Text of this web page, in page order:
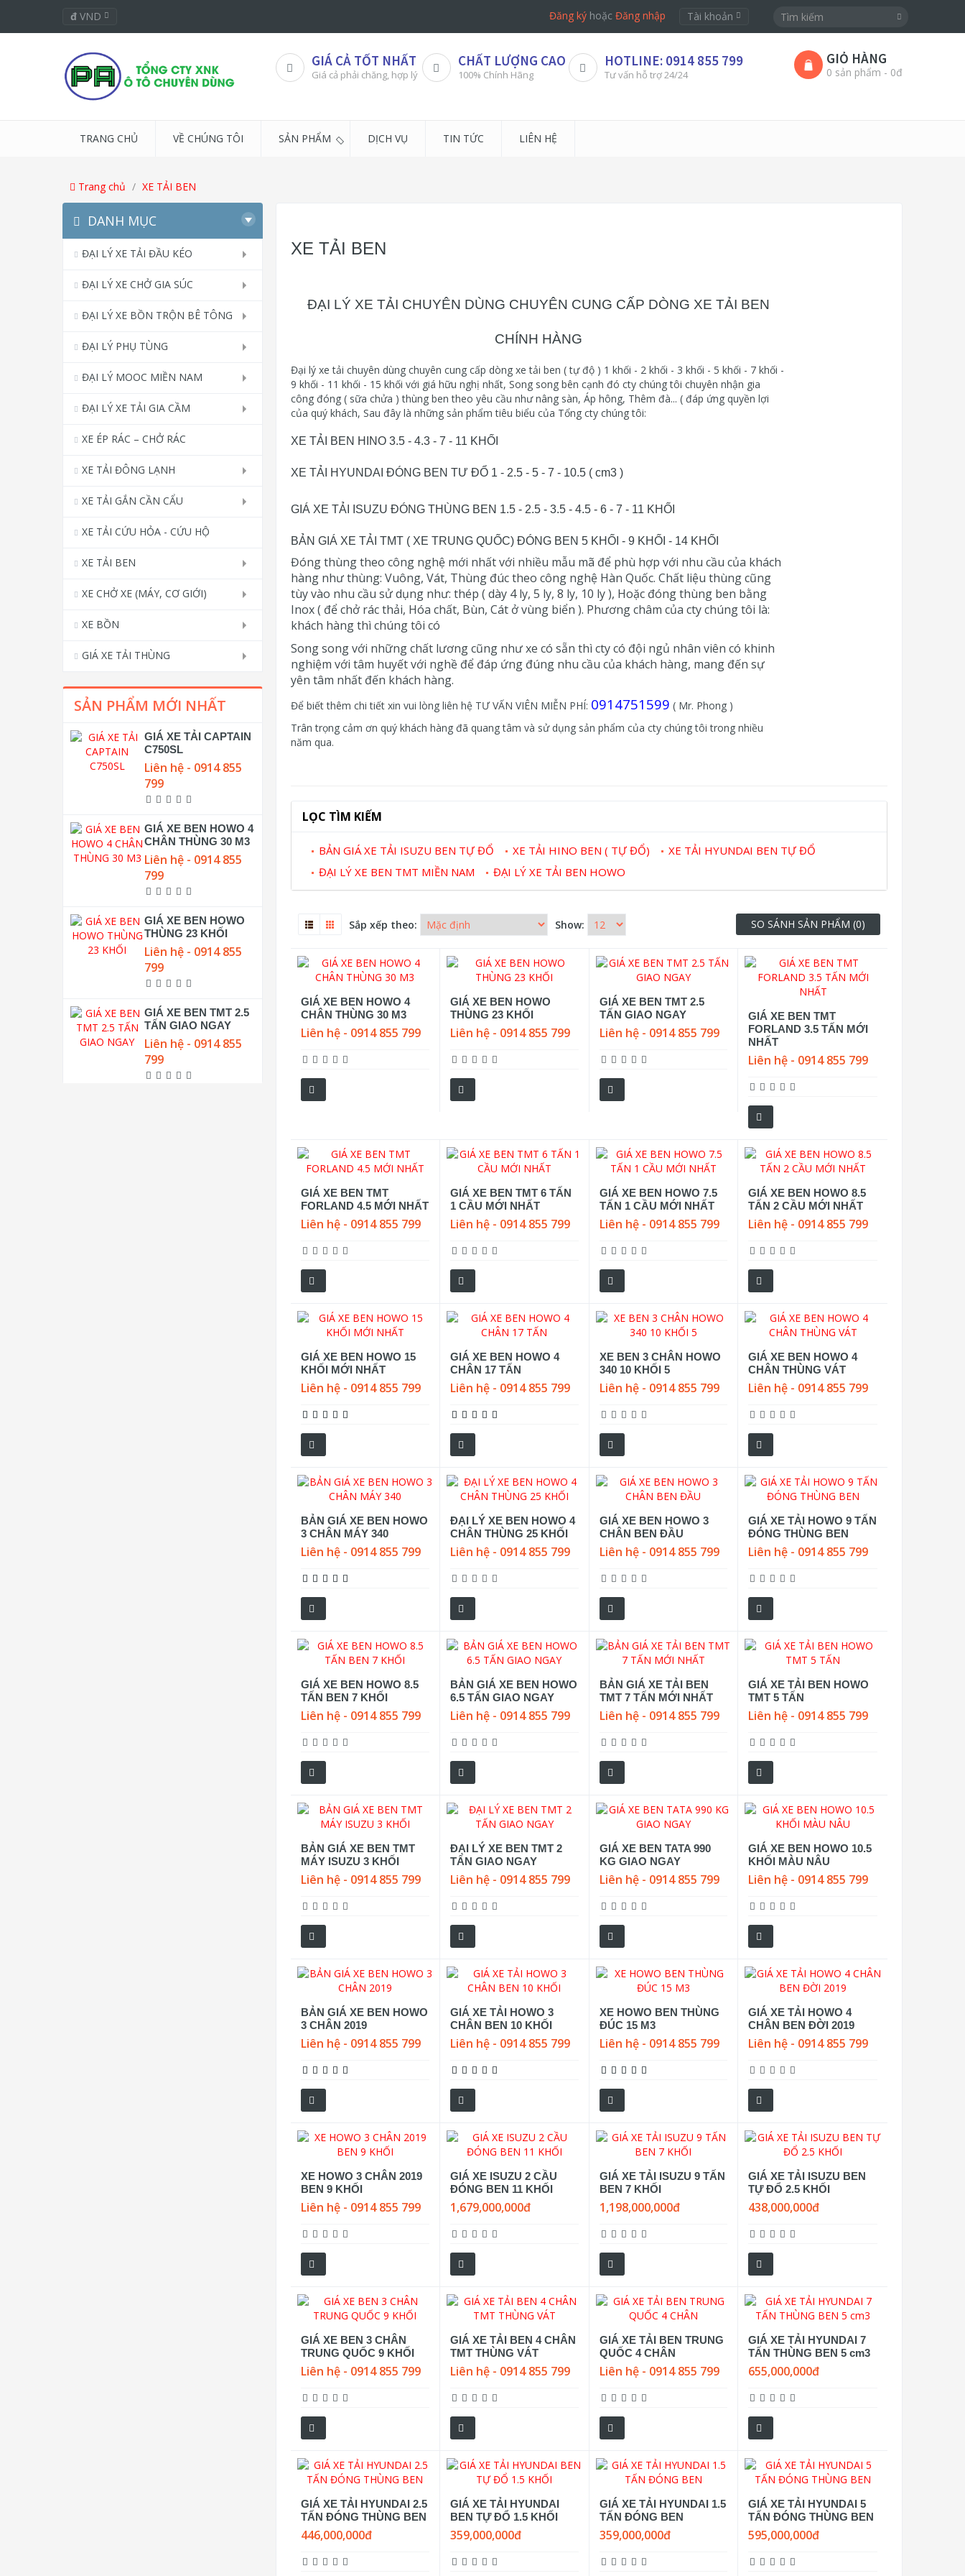
đ VND Đăng ký hoặcĐăng nhập Tài khoản
GIÁ CẢ TỐT NHẤT
Giá cả phải chăng, hợp lý
CHẤT LƯỢNG CAO
100% Chính Hãng
HOTLINE: 0914 855 799
Tư vấn hỗ trợ 24/24
GIỎ HÀNG
0 sản phẩm - 0đ
TRANG CHỦ VỀ CHÚNG TÔI SẢN PHẨM DỊCH VỤ TIN TỨC LIÊN HỆ
Trang chủ XE TẢI BEN
DANH MỤC
ĐẠI LÝ XE TẢI ĐẦU KÉO
ĐẠI LÝ XE CHỞ GIA SÚC
ĐẠI LÝ XE BỒN TRỘN BÊ TÔNG
ĐẠI LÝ PHỤ TÙNG
ĐẠI LÝ MOOC MIỀN NAM
ĐẠI LÝ XE TẢI GIA CẦM
XE ÉP RÁC – CHỞ RÁC
XE TẢI ĐÔNG LẠNH
XE TẢI GẮN CẦN CẨU
XE TẢI CỨU HỎA - CỨU HỘ
XE TẢI BEN
XE CHỞ XE (MÁY, CƠ GIỚI)
XE BỒN
GIÁ XE TẢI THÙNG
SẢN PHẨM MỚI NHẤT
GIÁ XE TẢI CAPTAIN
C750SL
Liên hệ - 0914 855
799
GIÁ XE BEN HOWO 4
CHÂN THÙNG 30 M3
Liên hệ - 0914 855
799
GIÁ XE BEN HOWO
THÙNG 23 KHỐI
Liên hệ - 0914 855
799
GIÁ XE BEN TMT 2.5
TẤN GIAO NGAY
Liên hệ - 0914 855
799
XE TẢI BEN
ĐẠI LÝ XE TẢI CHUYÊN DÙNG CHUYÊN CUNG CẤP DÒNG XE TẢI BEN
CHÍNH HÀNG
Đại lý xe tải chuyên dùng chuyên cung cấp dòng xe tải ben ( tự độ ) 1 khối - 2 khối - 3 khối - 5 khối - 7 khối -
9 khối - 11 khối - 15 khối với giá hữu nghị nhất, Song song bên cạnh đó cty chúng tôi chuyên nhận gia
công đóng ( sữa chửa ) thùng ben theo yêu cầu như nâng sàn, Áp hông, Thêm đà... ( đáp ứng quyền lợi
của quý khách, Sau đây là những sản phẩm tiêu biểu của Tổng cty chúng tôi:
XE TẢI BEN HINO 3.5 - 4.3 - 7 - 11 KHỐI
XE TẢI HYUNDAI ĐÓNG BEN TƯ ĐỔ 1 - 2.5 - 5 - 7 - 10.5 ( cm3 )
GIÁ XE TẢI ISUZU ĐÓNG THÙNG BEN 1.5 - 2.5 - 3.5 - 4.5 - 6 - 7 - 11 KHỐI
BẢN GIÁ XE TẢI TMT ( XE TRUNG QUỐC) ĐÓNG BEN 5 KHỐI - 9 KHỐI - 14 KHỐI
Đóng thùng theo công nghệ mới nhất với nhiều mẫu mã để phù hợp với nhu cầu của khách
hàng như thùng: Vuông, Vát, Thùng đúc theo công nghệ Hàn Quốc. Chất liệu thùng cũng
tùy vào nhu cầu sử dụng như: thép ( dày 4 ly, 5 ly, 8 ly, 10 ly ), Hoặc đóng thùng ben bằng
Inox ( để chở rác thải, Hóa chất, Bùn, Cát ở vùng biển ). Phương châm của cty chúng tôi là:
khách hàng thì chúng tôi có
Song song với những chất lương cũng như xe có sẵn thì cty có đội ngủ nhân viên có khinh
nghiệm với tâm huyết với nghề để đáp ứng đúng nhu cầu của khách hàng, mang đến sự
yên tâm nhất đến khách hàng.
Để biết thêm chi tiết xin vui lòng liên hệ TƯ VẤN VIÊN MIỄN PHÍ: 0914751599 ( Mr. Phong )
Trân trọng cảm ơn quý khách hàng đã quang tâm và sử dụng sản phẩm của cty chúng tôi trong nhiều
năm qua.
LỌC TÌM KIẾM
BẢN GIÁ XE TẢI ISUZU BEN TỰ ĐỔ XE TẢI HINO BEN ( TỰ ĐỔ)
XE TẢI HYUNDAI BEN TỰ ĐỔ
ĐẠI LÝ XE BEN TMT MIỀN NAM
ĐẠI LÝ XE TẢI BEN HOWO
SO SÁNH SẢN PHẨM (0)
Sắp xếp theo: Show:
GIÁ XE BEN HOWO 4
CHÂN THÙNG 30 M3
Liên hệ - 0914 855 799
GIÁ XE BEN HOWO
THÙNG 23 KHỐI
Liên hệ - 0914 855 799
GIÁ XE BEN TMT 2.5
TẤN GIAO NGAY
Liên hệ - 0914 855 799
GIÁ XE BEN TMT
FORLAND 3.5 TẤN MỚI
NHẤT
Liên hệ - 0914 855 799
GIÁ XE BEN TMT
FORLAND 4.5 MỚI NHẤT
Liên hệ - 0914 855 799
GIÁ XE BEN TMT 6 TẤN
1 CẦU MỚI NHẤT
Liên hệ - 0914 855 799
GIÁ XE BEN HOWO 7.5
TẤN 1 CẦU MỚI NHẤT
Liên hệ - 0914 855 799
GIÁ XE BEN HOWO 8.5
TẤN 2 CẦU MỚI NHẤT
Liên hệ - 0914 855 799
GIÁ XE BEN HOWO 15
KHỐI MỚI NHẤT
Liên hệ - 0914 855 799
GIÁ XE BEN HOWO 4
CHÂN 17 TẤN
Liên hệ - 0914 855 799
XE BEN 3 CHÂN HOWO
340 10 KHỐI 5
Liên hệ - 0914 855 799
GIÁ XE BEN HOWO 4
CHÂN THÙNG VÁT
Liên hệ - 0914 855 799
BẢN GIÁ XE BEN HOWO
3 CHÂN MÁY 340
Liên hệ - 0914 855 799
ĐẠI LÝ XE BEN HOWO 4
CHÂN THÙNG 25 KHỐI
Liên hệ - 0914 855 799
GIÁ XE BEN HOWO 3
CHÂN BEN ĐẦU
Liên hệ - 0914 855 799
GIÁ XE TẢI HOWO 9 TẤN
ĐÓNG THÙNG BEN
Liên hệ - 0914 855 799
GIÁ XE BEN HOWO 8.5
TẤN BEN 7 KHỐI
Liên hệ - 0914 855 799
BẢN GIÁ XE BEN HOWO
6.5 TẤN GIAO NGAY
Liên hệ - 0914 855 799
BẢN GIÁ XE TẢI BEN
TMT 7 TẤN MỚI NHẤT
Liên hệ - 0914 855 799
GIÁ XE TẢI BEN HOWO
TMT 5 TẤN
Liên hệ - 0914 855 799
BẢN GIÁ XE BEN TMT
MÁY ISUZU 3 KHỐI
Liên hệ - 0914 855 799
ĐẠI LÝ XE BEN TMT 2
TẤN GIAO NGAY
Liên hệ - 0914 855 799
GIÁ XE BEN TATA 990
KG GIAO NGAY
Liên hệ - 0914 855 799
GIÁ XE BEN HOWO 10.5
KHỐI MÀU NÂU
Liên hệ - 0914 855 799
BẢN GIÁ XE BEN HOWO
3 CHÂN 2019
Liên hệ - 0914 855 799
GIÁ XE TẢI HOWO 3
CHÂN BEN 10 KHỐI
Liên hệ - 0914 855 799
XE HOWO BEN THÙNG
ĐÚC 15 M3
Liên hệ - 0914 855 799
GIÁ XE TẢI HOWO 4
CHÂN BEN ĐỜI 2019
Liên hệ - 0914 855 799
XE HOWO 3 CHÂN 2019
BEN 9 KHỐI
Liên hệ - 0914 855 799
GIÁ XE ISUZU 2 CẦU
ĐÓNG BEN 11 KHỐI
1,679,000,000đ
GIÁ XE TẢI ISUZU 9 TẤN
BEN 7 KHỐI
1,198,000,000đ
GIÁ XE TẢI ISUZU BEN
TỰ ĐỔ 2.5 KHỐI
438,000,000đ
GIÁ XE BEN 3 CHÂN
TRUNG QUỐC 9 KHỐI
Liên hệ - 0914 855 799
GIÁ XE TẢI BEN 4 CHÂN
TMT THÙNG VÁT
Liên hệ - 0914 855 799
GIÁ XE TẢI BEN TRUNG
QUỐC 4 CHÂN
Liên hệ - 0914 855 799
GIÁ XE TẢI HYUNDAI 7
TẤN THÙNG BEN 5 cm3
655,000,000đ
GIÁ XE TẢI HYUNDAI 2.5
TẤN ĐÓNG THÙNG BEN
446,000,000đ
GIÁ XE TẢI HYUNDAI
BEN TỰ ĐỔ 1.5 KHỐI
359,000,000đ
GIÁ XE TẢI HYUNDAI 1.5
TẤN ĐÓNG BEN
359,000,000đ
GIÁ XE TẢI HYUNDAI 5
TẤN ĐÓNG THÙNG BEN
595,000,000đ